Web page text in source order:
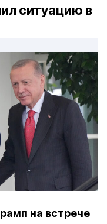
ситуацию в
на встрече